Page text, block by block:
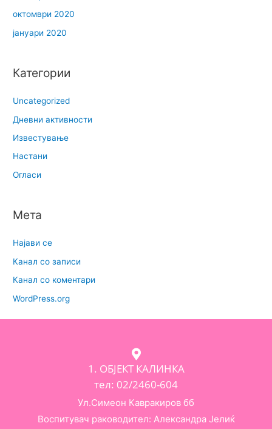
октомври 2020
јануари 2020
Категории
Uncategorized
Дневни активности
Известување
Настани
Огласи
Мета
Најави се
Канал со записи
Канал со коментари
WordPress.org
1. ОБЈЕКТ КАЛИНКА
тел: 02/2460-604
Ул.Симеон Кавракиров бб
Воспитувач раководител: Александра Јелиќ